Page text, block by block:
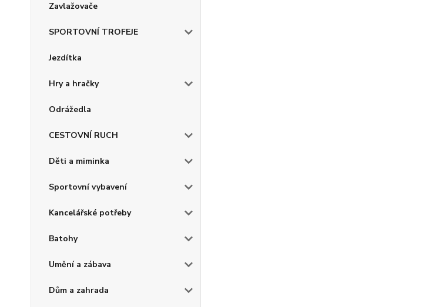
Zavlažovače
SPORTOVNÍ TROFEJE
Jezdítka
Hry a hračky
Odrážedla
CESTOVNÍ RUCH
Děti a miminka
Sportovní vybavení
Kancelářské potřeby
Batohy
Umění a zábava
Dům a zahrada